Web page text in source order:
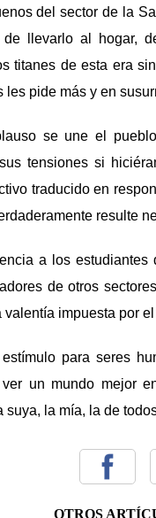
del sector de la
llevarlo al hogar,
titanes de esta era
les pide más y en
se une el
tensiones si
traducido en
resulte
a los
de otros
impuesta por
para seres
un mundo mejor
suya, la mía, la de
OTROS